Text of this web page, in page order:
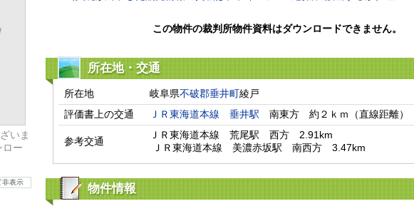
いま
ロー
非表示
この物件の裁判所物件資料はダウンロードできません。
所在地・交通
所在地 岐阜県不破郡垂井町綾戸
評価書上の交通
ＪＲ東海道本線 垂井駅 南東方　約２ｋｍ（直線距離）
参考交通
ＪＲ東海道本線　荒尾駅　西方　2.91km
ＪＲ東海道本線　美濃赤坂駅　南西方　3.47km
物件情報